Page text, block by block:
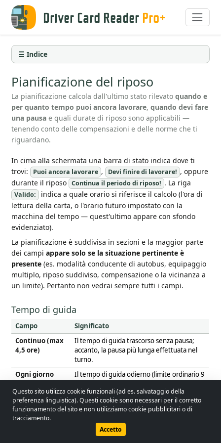
Driver Card Reader Pro+
☰ Indice
Pianificazione del riposo
La pianificazione calcola dall'ultimo stato rilevatoquando e
per quanto tempo puoi ancora lavorare,quando devi fare
una pausa e quali durate di riposo sono applicabili —
tenendo conto delle compensazioni e delle norme che ti
riguardano.
In cima alla schermata una barra di stato indica dove ti
trovi: Puoi ancora lavorare , Devi finire di lavorare! , oppure
durante il riposo Continua il periodo di riposo! . La riga
Valido:
indica a quale orario si riferisce il calcolo (l'ora di
lettura della carta, o l'orario futuro impostato con la
macchina del tempo — quest'ultimo appare con sfondo
evidenziato).
La pianificazione è suddivisa in sezioni e la maggior parte
dei campiappare solo se la situazione pertinente è
presente (es. modalità conducente di autobus, equipaggio
multiplo, riposo suddiviso, compensazione o la vicinanza a
un limite). Pertanto non vedrai sempre tutti i campi.
Tempo di guida
Campo
Significato
Continuo (max
4,5 ore)
Il tempo di guida trascorso senza pausa;
accanto, la pausa più lunga effettuata nel
turno.
Ogni giorno
Il tempo di guida odierno (limite ordinario 9
Giorno esteso
(max 2)
Quante volte puoi ancora utilizzare la guida
giornaliera di 10 ore in questa settimana (al
Il totale del tempo di guida settimanale
© 2026 - Lobol Team• lobolteam@gmail.com
Informativa sulla privacy
Questo sito utilizza cookie funzionali (ad es. salvataggio della
preferenza linguistica). Questi cookie sono necessari per il corretto
funzionamento del sito e non utilizziamo cookie pubblicitari o di
tracciamento.
Accetto